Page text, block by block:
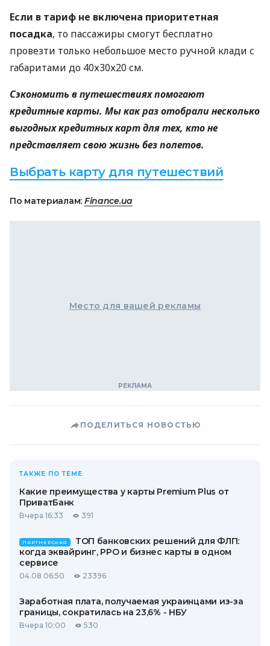
Если в тариф не включена приоритетная
посадка, то пассажиры смогут бесплатно
провезти только небольшое место ручной клади с
габаритами до 40х30х20 см.
Сэкономить в путешествиях помогают
кредитные карты. Мы как раз отобрали несколько
выгодных кредитных карт для тех, кто не
представляет свою жизнь без полетов.
Выбрать карту для путешествий
По материалам: Finance.ua
Место для вашей рекламы
ПОДЕЛИТЬСЯ НОВОСТЬЮ
ТАКЖЕ ПО ТЕМЕ
Какие преимущества у карты Premium Plus от
ПриватБанк
Вчера 16:33 391
ПАРТНЕРСКАЯ
ТОП банковских решений для ФЛП:
когда эквайринг, РРО и бизнес карты в одном
сервисе
04.08 06:50 23396
Заработная плата, получаемая украинцами из-за
границы, сократилась на 23,6% - НБУ
Вчера 10:00 530